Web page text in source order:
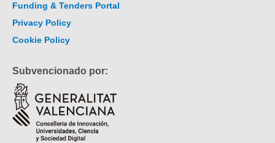
Funding & Tenders Portal
Privacy Policy
Cookie Policy
Subvencionado por: